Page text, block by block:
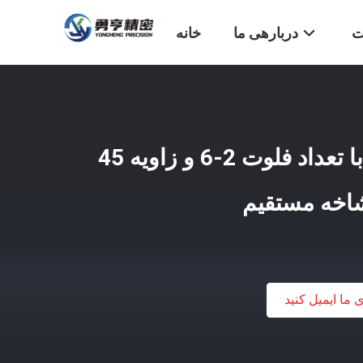
خانه دربارهی ما
دستگاه تراش الماس با تعداد فلوت 2-6 و زاویه 45
مستقیم
ما ایمیل کنید